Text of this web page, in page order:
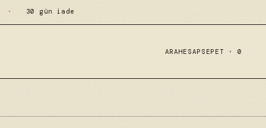
· 30 gün iade
ARAHESAP SEPET ·0